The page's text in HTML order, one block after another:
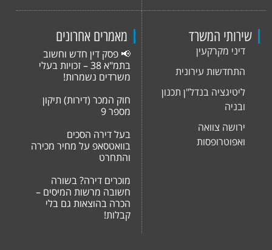
המשרד
מקרקעין
עירונית
בנדל"ן תכנון
צוואה
מאמרים אחרונים
📢 פסק דין חדש וחשוב
בתמ"א 38 – זכויות בעלי
משרדים נשמרות!
חוק המכר (דירות) תיקון
בעל דירה הסכים
בוואטסאפ על מחיר מכירה
והתחרט
מוכרים דירה? בשורה
חשובה מרשות המיסים –
הכרה בהוצאות גם בלי